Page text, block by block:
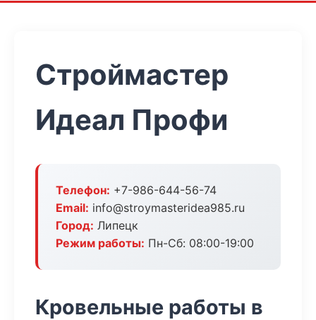
Строймастер
Идеал Профи
Телефон: +7-986-644-56-74
Email: info@stroymasteridea985.ru
Город: Липецк
Режим работы: Пн-Сб: 08:00-19:00
Кровельные работы в